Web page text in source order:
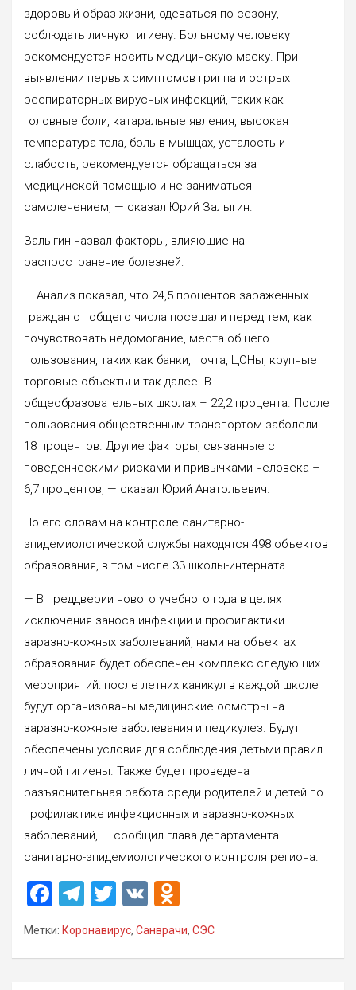
здоровый образ жизни, одеваться по сезону,
соблюдать личную гигиену. Больному человеку
рекомендуется носить медицинскую маску. При
выявлении первых симптомов гриппа и острых
респираторных вирусных инфекций, таких как
головные боли, катаральные явления, высокая
температура тела, боль в мышцах, усталость и
слабость, рекомендуется обращаться за
медицинской помощью и не заниматься
самолечением, — сказал Юрий Залыгин.
Залыгин назвал факторы, влияющие на
распространение болезней:
— Анализ показал, что 24,5 процентов зараженных
граждан от общего числа посещали перед тем, как
почувствовать недомогание, места общего
пользования, таких как банки, почта, ЦОНы, крупные
торговые объекты и так далее. В
общеобразовательных школах – 22,2 процента. После
пользования общественным транспортом заболели
18 процентов. Другие факторы, связанные с
поведенческими рисками и привычками человека –
6,7 процентов, — сказал Юрий Анатольевич.
По его словам на контроле санитарно-
эпидемиологической службы находятся 498 объектов
образования, в том числе 33 школы-интерната.
— В преддверии нового учебного года в целях
исключения заноса инфекции и профилактики
заразно-кожных заболеваний, нами на объектах
образования будет обеспечен комплекс следующих
мероприятий: после летних каникул в каждой школе
будут организованы медицинские осмотры на
заразно-кожные заболевания и педикулез. Будут
обеспечены условия для соблюдения детьми правил
личной гигиены. Также будет проведена
разъяснительная работа среди родителей и детей по
профилактике инфекционных и заразно-кожных
заболеваний, — сообщил глава департамента
санитарно-эпидемиологического контроля региона.
F
a
ce
T
e
T
wi
tt
V
n
Метки: Коронавирус, Санврачи, СЭС